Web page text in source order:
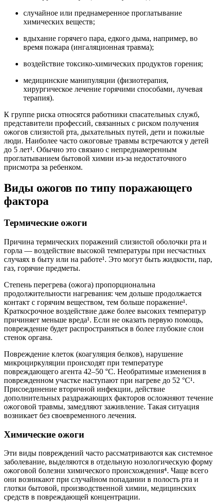
случайное или преднамеренное проглатывание
химических веществ;
вдыхание горячего пара, едкого дыма, например, во
время пожара (ингаляционная травма);
воздействие токсико-химических продуктов горения;
медицинские манипуляции (физиотерапия,
хирургическое лечение горячими способами, лучевая
терапия).
К группе риска относятся работники спасательных служб,
представители профессий, связанных с риском получения
ожогов слизистой рта, дыхательных путей, дети и пожилые
люди. Наиболее часто ожоговые травмы встречаются у детей
до 5 лет¹. Обычно это связано с непреднамеренным
проглатыванием бытовой химии из-за недостаточного
присмотра за ребенком.
Виды ожогов по типу поражающего
фактора
Термические ожоги
Причина термических поражений слизистой оболочки рта и
горла — воздействие высокой температуры при несчастных
случаях в быту или на работе¹. Это могут быть жидкости, пар,
газ, горячие предметы.
Степень перегрева (ожога) пропорциональна
продолжительности нагревания: чем дольше продолжается
контакт с горячим веществом, тем больше поражение¹.
Краткосрочное воздействие даже более высоких температур
причиняет меньше вреда¹. Если не оказать первую помощь,
повреждение будет распространяться в более глубокие слои
стенок органа.
Повреждение клеток (коагуляция белков), нарушение
микроциркуляции происходят при температуре
повреждающего агента 42–50 °С. Необратимые изменения в
поврежденном участке наступают при нагреве до 52 °С¹.
Присоединение вторичной инфекции, действие
дополнительных раздражающих факторов осложняют течение
ожоговой травмы, замедляют заживление. Такая ситуация
возникает без своевременного лечения.
Химические ожоги
Эти виды повреждений часто рассматриваются как системное
заболевание, выделяются в отдельную нозологическую форму
ожоговой болезни химического происхождения⁴. Чаще всего
они возникают при случайном попадании в полость рта и
глотки бытовой, производственной химии, медицинских
средств в повреждающей концентрации.